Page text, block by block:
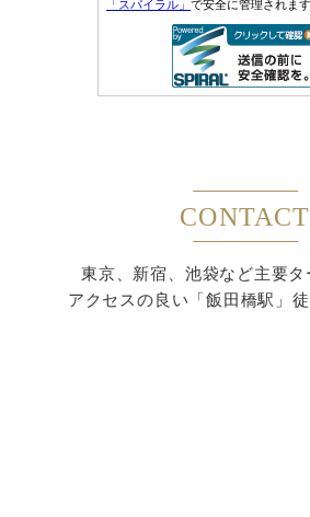
CONTACT
東京、新宿、池袋など主要タ
アクセスの良い「飯田橋駅」